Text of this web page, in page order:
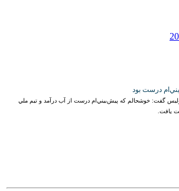
درست بود
گفت: خوشحالم که پيش‌بيني‌ام درست از آب درآمد و تيم ملي
يافت.